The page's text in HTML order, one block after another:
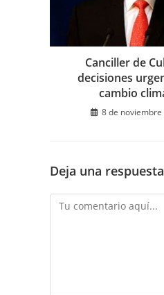
Canciller de
decisiones
cambio
8 de noviembre
Deja una respuesta
Comentario